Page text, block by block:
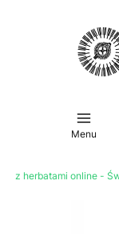
Menu
z herbatami online -